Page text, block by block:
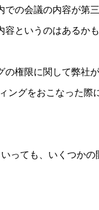
での会議の内容が第
というのはあるかも
の権限に関して弊社
ングをおこなった際
っても、いくつか